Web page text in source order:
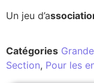
Un jeu d’a
Catégories
Section, Pour les